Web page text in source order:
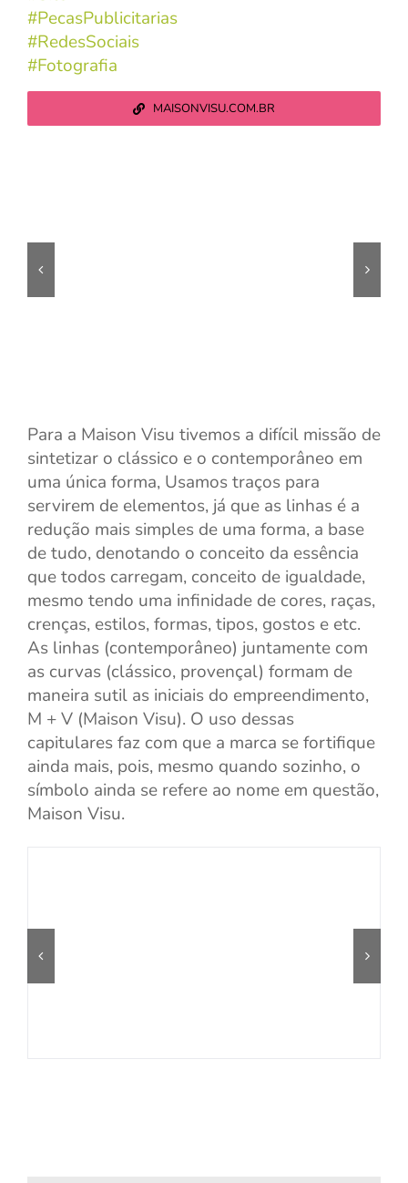
#PecasPublicitarias
#RedesSociais
#Fotografia
MAISONVISU.COM.BR
Para a Maison Visu tivemos a difícil missão de
sintetizar o clássico e o contemporâneo em
uma única forma, Usamos traços para
servirem de elementos, já que as linhas é a
redução mais simples de uma forma, a base
de tudo, denotando o conceito da essência
que todos carregam, conceito de igualdade,
mesmo tendo uma infinidade de cores, raças,
crenças, estilos, formas, tipos, gostos e etc.
As linhas (contemporâneo) juntamente com
as curvas (clássico, provençal) formam de
maneira sutil as iniciais do empreendimento,
M + V (Maison Visu). O uso dessas
capitulares faz com que a marca se fortifique
ainda mais, pois, mesmo quando sozinho, o
símbolo ainda se refere ao nome em questão,
Maison Visu.